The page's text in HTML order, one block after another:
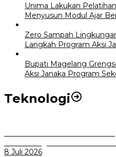
Unima Lakukan
Menyusun Modul Ajar
Zero Sampah
Langkah Program Aksi
Bupati Magelang
Aksi Janaka Program
Teknologi
8 Juli 2026